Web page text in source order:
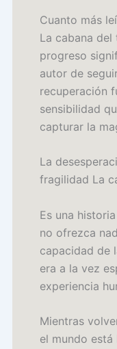
Cuanto más
La cabana del
progreso
autor de
recuperación
sensibilidad
capturar la
La
fragilidad La
Es una
no ofrezca
capacidad de
era a la vez
experiencia
Mientras
el mundo